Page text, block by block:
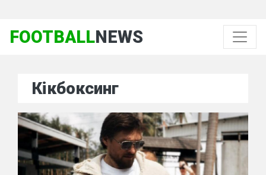
FOOTBALLNEWS
Кікбоксинг